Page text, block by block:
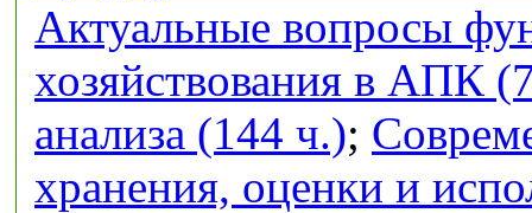
Актуальные вопросы
хозяйствования в АПК
анализа (144 ч.);
хранения, оценки и